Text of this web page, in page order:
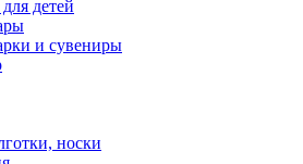
детей
и сувениры
носки